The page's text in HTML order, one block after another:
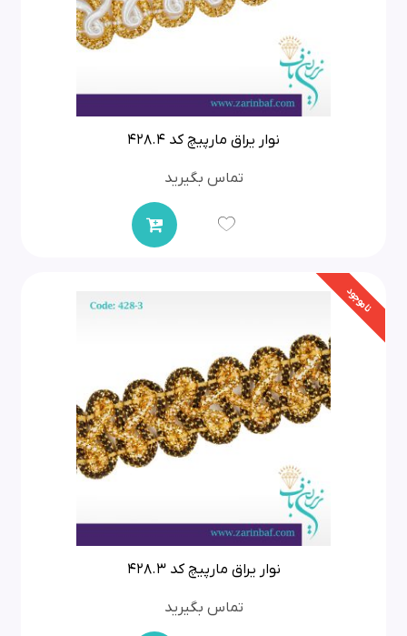
نوار یراق مارپیچ کد 428.4
تماس بگیرید
ناموجود
نوار یراق مارپیچ کد 428.3
تماس بگیرید